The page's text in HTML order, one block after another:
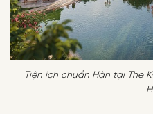
Tiện ích chuẩn Hàn tại The